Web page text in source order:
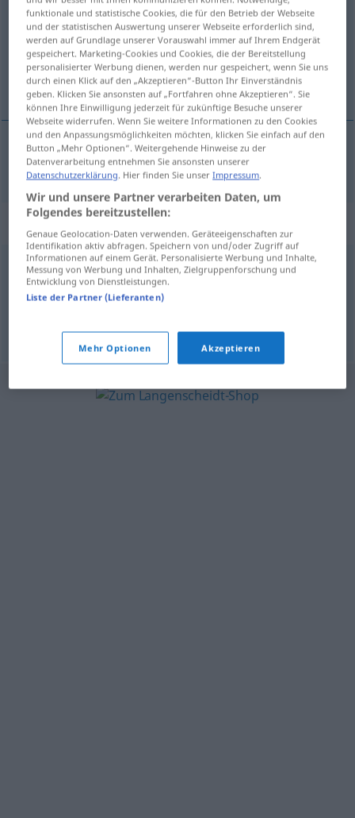
Übersicht aller Übersetzungen
(Für mehr Details die Übersetzung anklicken/antippen)
schändlich
schändlich nefando
Synonyme für "nefando"
abominable,aborrecible,detestable,execrable,
ignominioso,infame,vergonzoso
© OpenThesaurus-es
funktionale und statistische Cookies, die für den Betrieb der Webseite
und der statistischen Auswertung unserer Webseite erforderlich sind,
werden auf Grundlage unserer Vorauswahl immer auf Ihrem Endgerät
gespeichert. Marketing-Cookies und Cookies, die der Bereitstellung
personalisierter Werbung dienen, werden nur gespeichert, wenn Sie uns
durch einen Klick auf den „Akzeptieren“-Button Ihr Einverständnis
geben. Klicken Sie ansonsten auf „Fortfahren ohne Akzeptieren“. Sie
können Ihre Einwilligung jederzeit für zukünftige Besuche unserer
Webseite widerrufen. Wenn Sie weitere Informationen zu den Cookies
und den Anpassungsmöglichkeiten möchten, klicken Sie einfach auf den
Button „Mehr Optionen“. Weitergehende Hinweise zu der
Datenverarbeitung entnehmen Sie ansonsten unserer
Datenschutzerklärung. Hier finden Sie unserImpressum.
Wir und unsere Partner verarbeiten Daten, um
Folgendes bereitzustellen:
Genaue Geolocation-Daten verwenden. Geräteeigenschaften zur
Identifikation aktiv abfragen. Speichern von und/oder Zugriff auf
Informationen auf einem Gerät. Personalisierte Werbung und Inhalte,
Messung von Werbung und Inhalten, Zielgruppenforschung und
Entwicklung von Dienstleistungen.
Liste der Partner (Lieferanten)
Mehr Optionen Akzeptieren